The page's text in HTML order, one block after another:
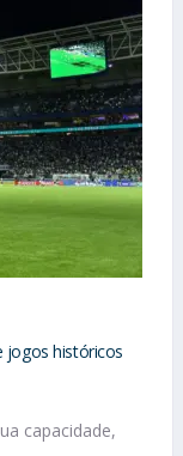
jogos históricos
capacidade,